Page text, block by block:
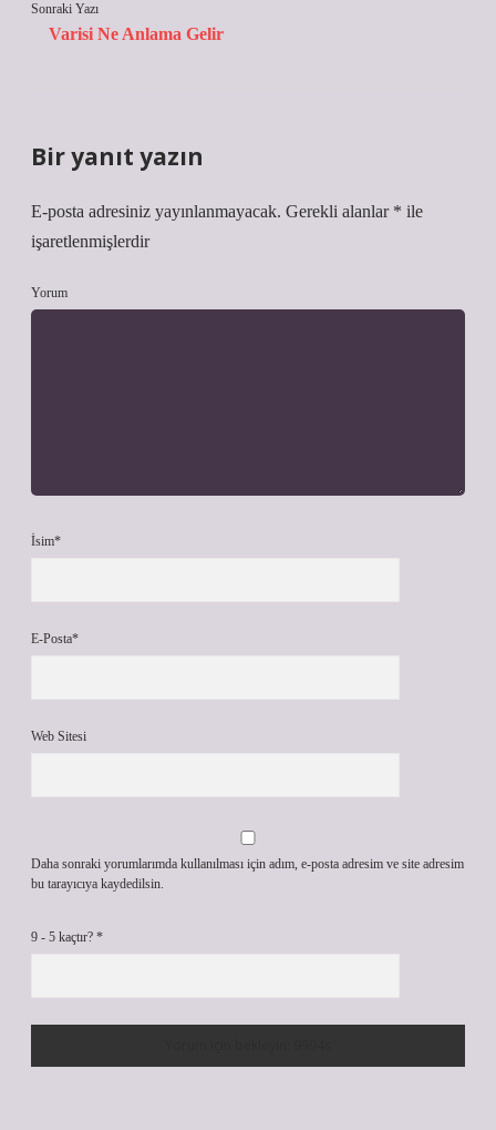
Sonraki Yazı
Varisi Ne Anlama Gelir
Bir yanıt yazın
E-posta adresiniz yayınlanmayacak. Gerekli alanlar * ile
işaretlenmişlerdir
Yorum
İsim*
E-Posta*
Web Sitesi
Daha sonraki yorumlarımda kullanılması için adım, e-posta adresim ve site adresim
bu tarayıcıya kaydedilsin.
9 - 5 kaçtır? *